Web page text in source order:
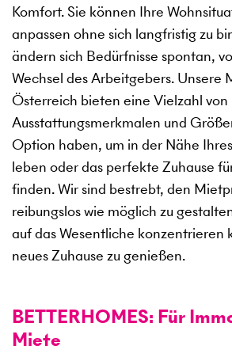
Komfort. Sie können Ihre
anpassen ohne sich langfristig zu
ändern sich Bedürfnisse spontan,
Wechsel des Arbeitgebers. Unsere
Österreich bieten eine Vielzahl von
Ausstattungsmerkmalen und
Option haben, um in der Nähe
leben oder das perfekte Zuhause
finden. Wir sind bestrebt, den
reibungslos wie möglich zu
auf das Wesentliche konzentrieren
neues Zuhause zu genießen.
BETTERHOMES: Für
Miete